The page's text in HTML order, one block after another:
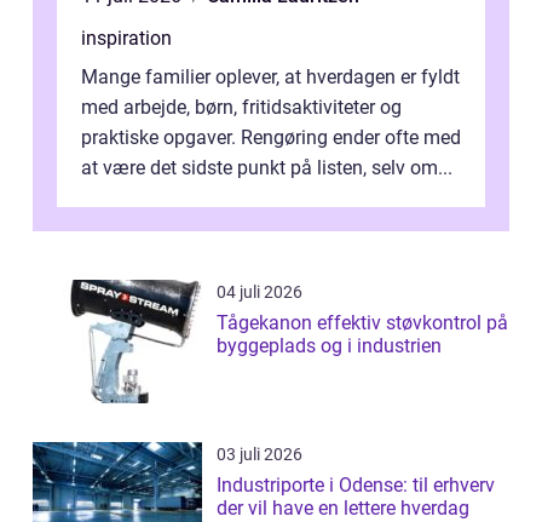
inspiration
Mange familier oplever, at hverdagen er fyldt
med arbejde, børn, fritidsaktiviteter og
praktiske opgaver. Rengøring ender ofte med
at være det sidste punkt på listen, selv om...
04 juli 2026
Tågekanon effektiv støvkontrol på
byggeplads og i industrien
03 juli 2026
Industriporte i Odense: til erhverv
der vil have en lettere hverdag